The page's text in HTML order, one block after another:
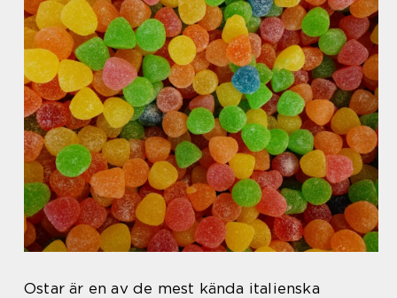
Ostar är en av de mest kända italienska